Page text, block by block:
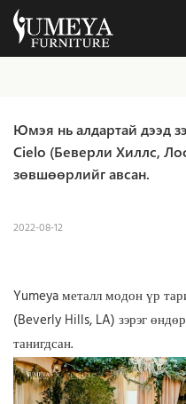
Юмэя нь алдартай дээд
Cielo (Беверли Хиллс,
зөвшөөрлийг авсан.
2022-08-12
Yumeya металл модон үр
(Beverly Hills, LA) зэрэг
танигдсан.